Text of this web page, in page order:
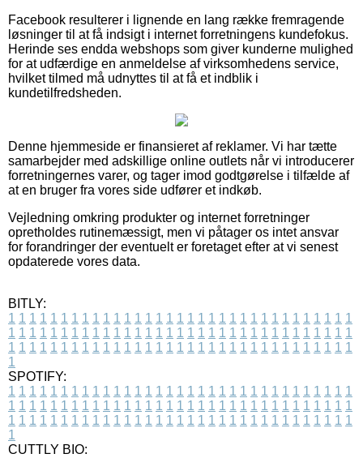
Facebook resulterer i lignende en lang række fremragende
løsninger til at få indsigt i internet forretningens kundefokus.
Herinde ses endda webshops som giver kunderne mulighed
for at udfærdige en anmeldelse af virksomhedens service,
hvilket tilmed må udnyttes til at få et indblik i
kundetilfredsheden.
Denne hjemmeside er finansieret af reklamer. Vi har tætte
samarbejder med adskillige online outlets når vi introducerer
forretningernes varer, og tager imod godtgørelse i tilfælde af
at en bruger fra vores side udfører et indkøb.
Vejledning omkring produkter og internet forretninger
opretholdes rutinemæssigt, men vi påtager os intet ansvar
for forandringer der eventuelt er foretaget efter at vi senest
opdaterede vores data.
BITLY:
1 1 1 1 1 1 1 1 1 1 1 1 1 1 1 1 1 1 1 1 1 1 1 1 1 1 1 1 1 1 1 1 1
1 1 1 1 1 1 1 1 1 1 1 1 1 1 1 1 1 1 1 1 1 1 1 1 1 1 1 1 1 1 1 1 1
1 1 1 1 1 1 1 1 1 1 1 1 1 1 1 1 1 1 1 1 1 1 1 1 1 1 1 1 1 1 1 1 1
1
SPOTIFY:
1 1 1 1 1 1 1 1 1 1 1 1 1 1 1 1 1 1 1 1 1 1 1 1 1 1 1 1 1 1 1 1 1
1 1 1 1 1 1 1 1 1 1 1 1 1 1 1 1 1 1 1 1 1 1 1 1 1 1 1 1 1 1 1 1 1
1 1 1 1 1 1 1 1 1 1 1 1 1 1 1 1 1 1 1 1 1 1 1 1 1 1 1 1 1 1 1 1 1
1
CUTTLY BIO: